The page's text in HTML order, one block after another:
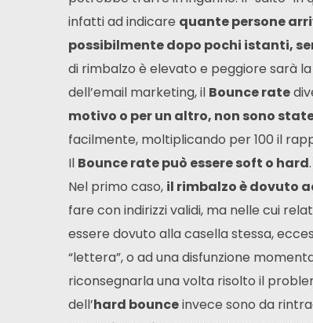
infatti ad indicare quante persone
possibilmente dopo pochi istanti,
di rimbalzo è elevato e peggiore sarà
dell’email marketing, il Bounce rate
motivo o per un altro, non sono
facilmente, moltiplicando per 100 il
Il Bounce rate può essere soft o hard.
Nel primo caso, il rimbalzo è dovuto
fare con indirizzi validi, ma nelle cui
essere dovuto alla casella stessa,
“lettera”, o ad una disfunzione
riconsegnarla una volta risolto il
dell’hard bounceinvece sono da